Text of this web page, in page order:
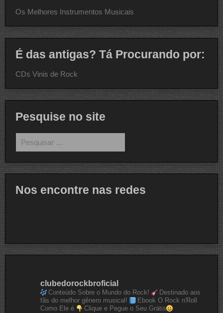
Os Melhores Instrumentos Musicais
É das antigas? Tá Procurando por:
CDs Vinis de Rock
Pesquise no site
por:
Nos encontre nas redes
clubedorockbroficial
Conteúdo Sobre o Mundo do Rock!
Destinado aos
fãs do melhor gênero musical!
Ebook O Rock n'Roll
Como Ele é
Clique e Pegue o Seu Grátis